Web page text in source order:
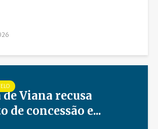
de Viana recusa
de concessão e...